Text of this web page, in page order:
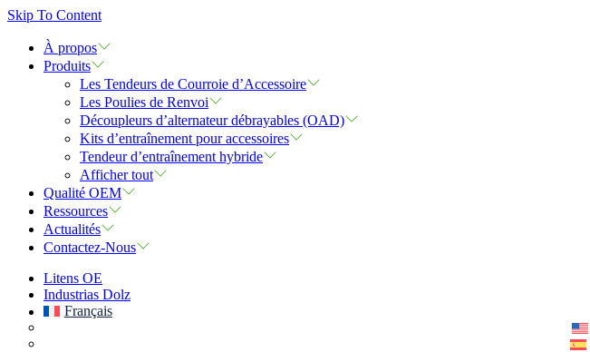
Skip To Content
À propos
Produits
Les Tendeurs de Courroie d’Accessoire
Les Poulies de Renvoi
Découpleurs d’alternateur débrayables (OAD)
Kits d’entraînement pour accessoires
Tendeur d’entraînement hybride
Afficher tout
Qualité OEM
Ressources
Actualités
Contactez-Nous
Litens OE
Industrias Dolz
Français